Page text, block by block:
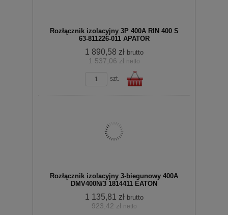
koszyka
Rozłącznik izolacyjny 3P 400A RIN 400 S
63-811226-011 APATOR
1 890,58 zł brutto
1 537,06 zł netto
szt.
zobacz szczegóły
Rozłącznik izolacyjny 3-biegunowy 400A
DMV400N/3 1814411 EATON
1 135,81 zł brutto
923,42 zł netto
zobacz szczegóły